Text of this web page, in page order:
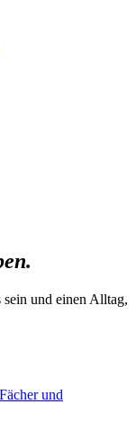
und einen Alltag,